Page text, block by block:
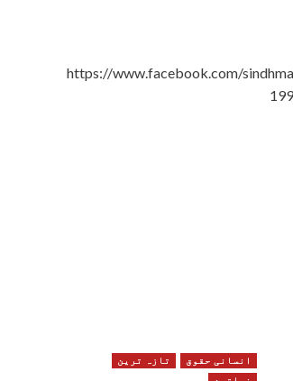
https://www.facebook.com/
انسانی حقوق
تازہ ترین